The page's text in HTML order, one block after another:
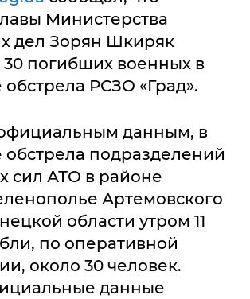
Министерства
дел Зорян Шкиряк
погибших военных в
обстрела РСЗО «Град».
данным, в
обстрела подразделений
сил АТО в районе
Артемовского
области утром 11
по оперативной
около 30 человек.
данные